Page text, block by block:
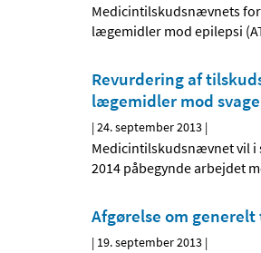
Medicintilskudsnævnets
lægemidler mod epilepsi
Revurdering af
lægemidler mod
|24. september 2013 |
Medicintilskudsnævnet vil i
2014 påbegynde arbejdet
Afgørelse om
| 19. september 2013 |